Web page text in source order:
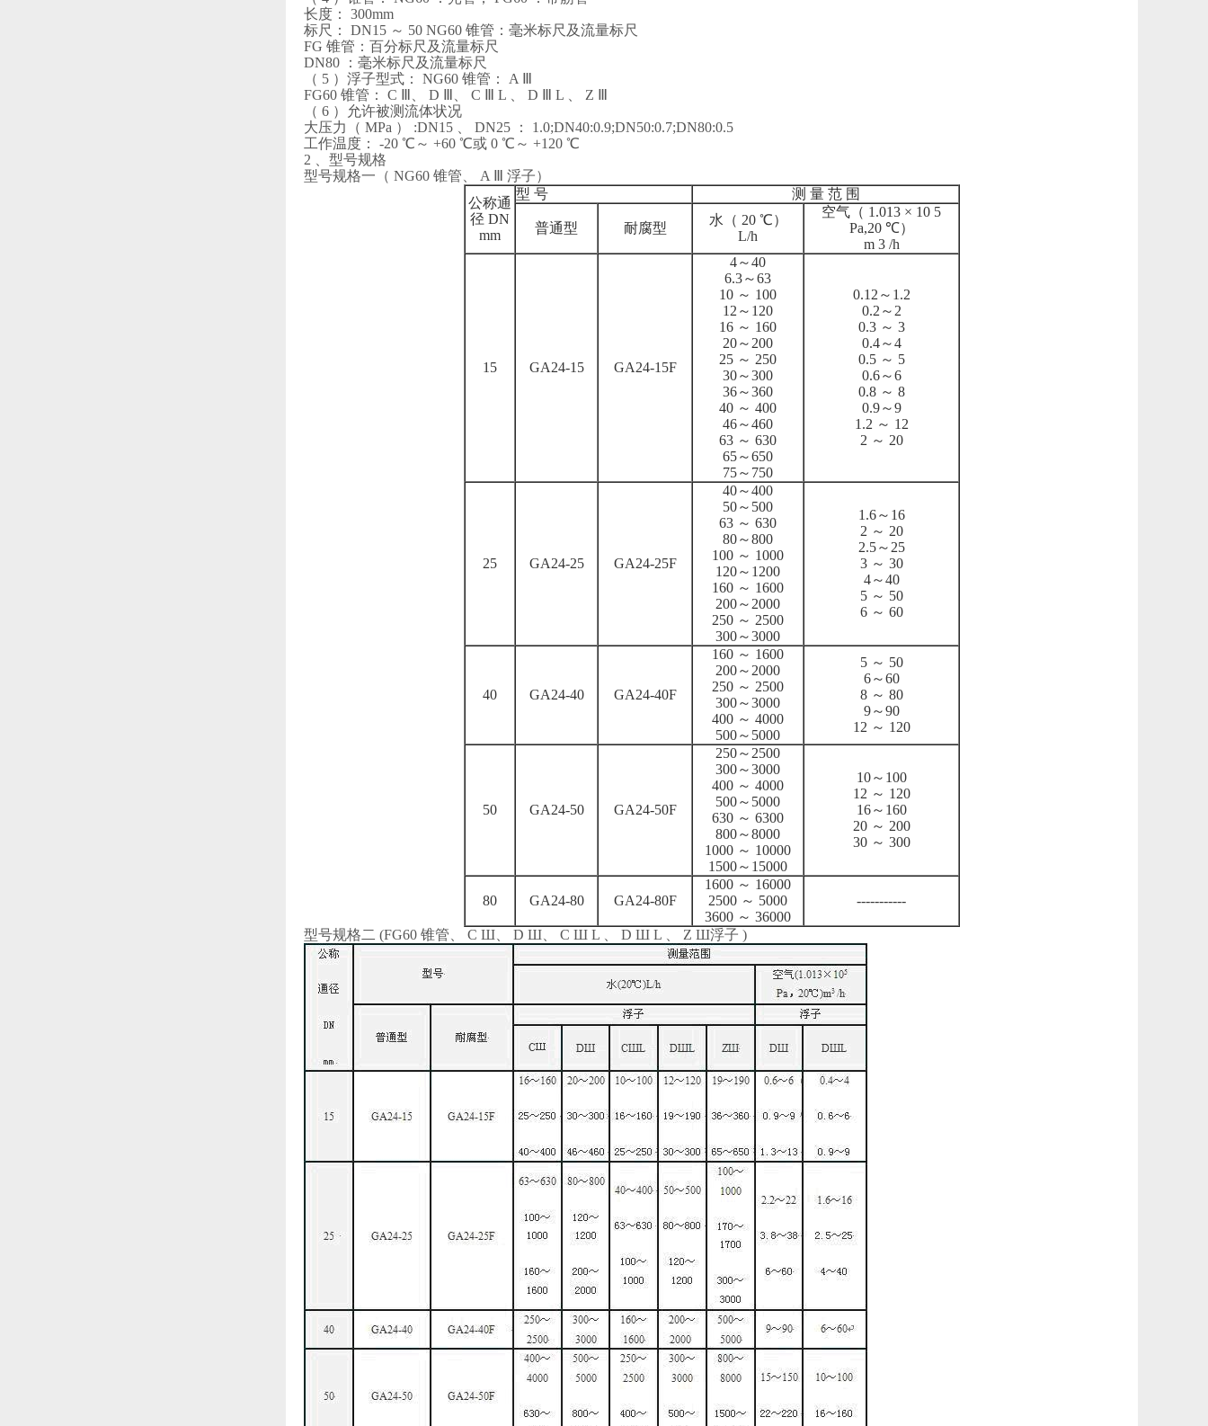
长度： 300mm
标尺： DN15 ～ 50 NG60 锥管：毫米标尺及流量标尺
FG 锥管：百分标尺及流量标尺
DN80 ：毫米标尺及流量标尺
（ 5 ）浮子型式： NG60 锥管： A Ⅲ
FG60 锥管： C Ⅲ、 D Ⅲ、 C Ⅲ L 、 D Ⅲ L 、 Z Ⅲ
（ 6 ）允许被测流体状况
大压力（ MPa ） :DN15 、 DN25 ： 1.0;DN40:0.9;DN50:0.7;DN80:0.5
工作温度： -20 ℃～ +60 ℃或 0 ℃～ +120 ℃
2 、型号规格
型号规格一（ NG60 锥管、 A Ⅲ 浮子）
公称通
径 DN
mm
型 号 测 量 范 围
普通型 耐腐型
水（ 20 ℃）
L/h
空气（ 1.013 × 10 5
Pa,20 ℃）
m 3 /h
15 GA24-15 GA24-15F
4～40
6.3～63
10 ～ 100
12～120
16 ～ 160
20～200
25 ～ 250
30～300
36～360
40 ～ 400
46～460
63 ～ 630
65～650
75～750
0.12～1.2
0.2～2
0.3 ～ 3
0.4～4
0.5 ～ 5
0.6～6
0.8 ～ 8
0.9～9
1.2 ～ 12
2 ～ 20
25 GA24-25 GA24-25F
40～400
50～500
63 ～ 630
80～800
100 ～ 1000
120～1200
160 ～ 1600
200～2000
250 ～ 2500
300～3000
1.6～16
2 ～ 20
2.5～25
3 ～ 30
4～40
5 ～ 50
6 ～ 60
40 GA24-40 GA24-40F
160 ～ 1600
200～2000
250 ～ 2500
300～3000
400 ～ 4000
500～5000
5 ～ 50
6～60
8 ～ 80
9～90
12 ～ 120
50 GA24-50 GA24-50F
250～2500
300～3000
400 ～ 4000
500～5000
630 ～ 6300
800～8000
1000 ～ 10000
1500～15000
10～100
12 ～ 120
16～160
20 ～ 200
30 ～ 300
80 GA24-80 GA24-80F
1600 ～ 16000
2500 ～ 5000
3600 ～ 36000
-----------
型号规格二 (FG60 锥管、 C Ш、 D Ш、 C Ш L 、 D Ш L 、 Z Ш浮子 )